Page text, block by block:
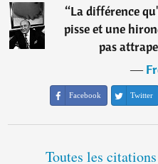
“La différence
pisse et une
pas
―
Facebook Twitter
Toutes les